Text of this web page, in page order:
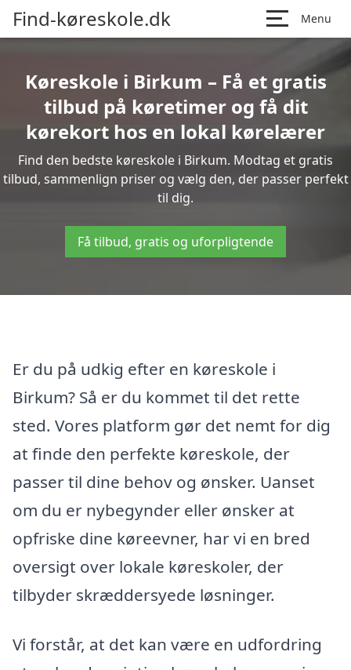
Find-køreskole.dk Menu
Køreskole i Birkum – Få et gratis
tilbud på køretimer og få dit
kørekort hos en lokal kørelærer
Find den bedste køreskole i Birkum. Modtag et gratis
tilbud, sammenlign priser og vælg den, der passer perfekt
til dig.
Få tilbud, gratis og uforpligtende
Er du på udkig efter en køreskole i
Birkum? Så er du kommet til det rette
sted. Vores platform gør det nemt for dig
at finde den perfekte køreskole, der
passer til dine behov og ønsker. Uanset
om du er nybegynder eller ønsker at
opfriske dine køreevner, har vi en bred
oversigt over lokale køreskoler, der
tilbyder skræddersyede løsninger.
Vi forstår, at det kan være en udfordring